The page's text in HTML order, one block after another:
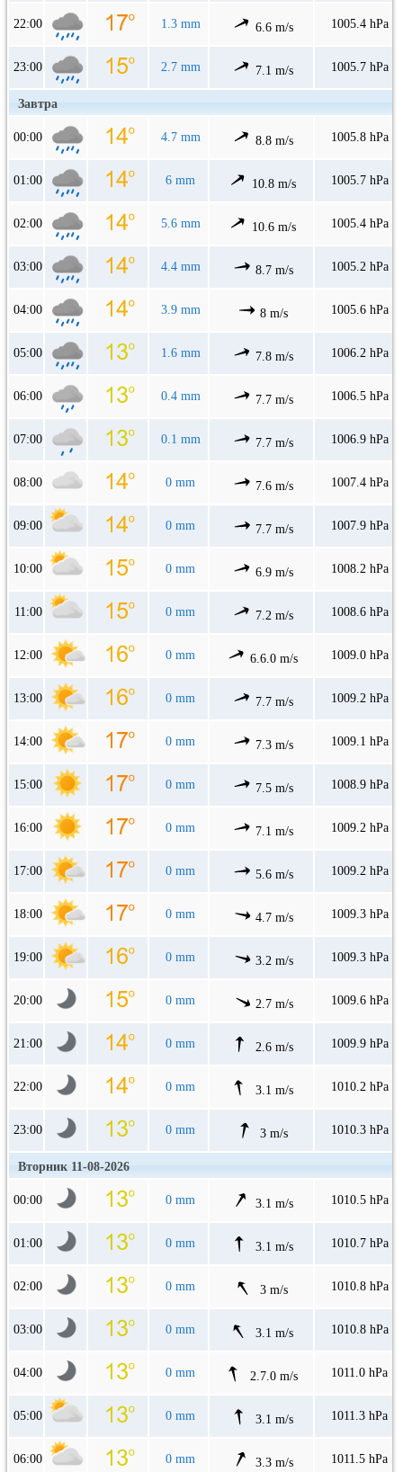
22:00 1.3 mm 6.6 m/s 1005.4 hPa
23:00 2.7 mm 7.1 m/s 1005.7 hPa
Завтра
00:00 4.7 mm 8.8 m/s 1005.8 hPa
01:00 6 mm 10.8 m/s 1005.7 hPa
02:00 5.6 mm 10.6 m/s 1005.4 hPa
03:00 4.4 mm 8.7 m/s 1005.2 hPa
04:00 3.9 mm 8 m/s 1005.6 hPa
05:00 1.6 mm 7.8 m/s 1006.2 hPa
06:00 0.4 mm 7.7 m/s 1006.5 hPa
07:00 0.1 mm 7.7 m/s 1006.9 hPa
08:00 0 mm 7.6 m/s 1007.4 hPa
09:00 0 mm 7.7 m/s 1007.9 hPa
10:00 0 mm 6.9 m/s 1008.2 hPa
11:00 0 mm 7.2 m/s 1008.6 hPa
12:00 0 mm 6.6.0 m/s 1009.0 hPa
13:00 0 mm 7.7 m/s 1009.2 hPa
14:00 0 mm 7.3 m/s 1009.1 hPa
15:00 0 mm 7.5 m/s 1008.9 hPa
16:00 0 mm 7.1 m/s 1009.2 hPa
17:00 0 mm 5.6 m/s 1009.2 hPa
18:00 0 mm 4.7 m/s 1009.3 hPa
19:00 0 mm 3.2 m/s 1009.3 hPa
20:00 0 mm 2.7 m/s 1009.6 hPa
21:00 0 mm 2.6 m/s 1009.9 hPa
22:00 0 mm 3.1 m/s 1010.2 hPa
23:00 0 mm 3 m/s 1010.3 hPa
Вторник 11-08-2026
00:00 0 mm 3.1 m/s 1010.5 hPa
01:00 0 mm 3.1 m/s 1010.7 hPa
02:00 0 mm 3 m/s 1010.8 hPa
03:00 0 mm 3.1 m/s 1010.8 hPa
04:00 0 mm 2.7.0 m/s 1011.0 hPa
05:00 0 mm 3.1 m/s 1011.3 hPa
06:00 0 mm 3.3 m/s 1011.5 hPa